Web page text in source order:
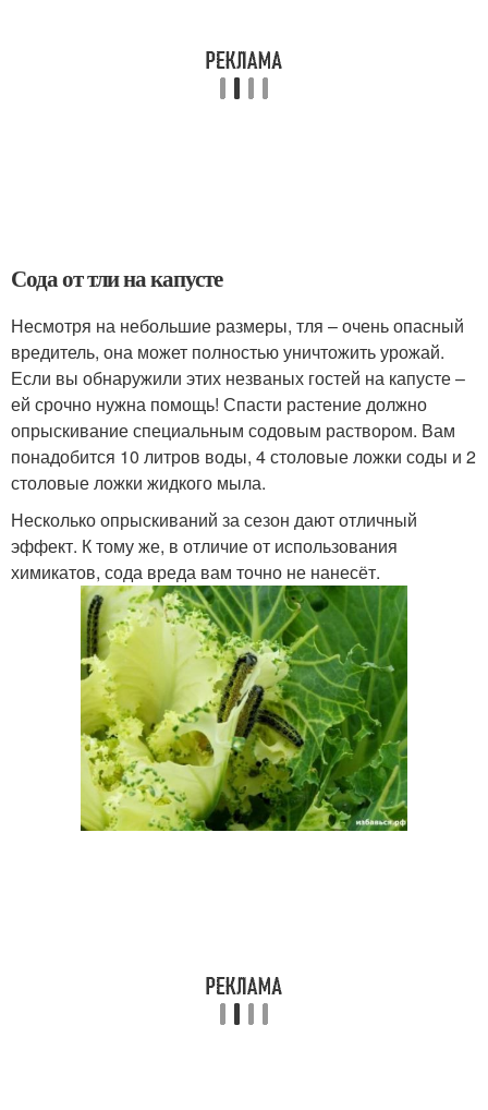
Сода от тли на капусте
Несмотря на небольшие размеры, тля – очень опасный
вредитель, она может полностью уничтожить урожай.
Если вы обнаружили этих незваных гостей на капусте –
ей срочно нужна помощь! Спасти растение должно
опрыскивание специальным содовым раствором. Вам
понадобится 10 литров воды, 4 столовые ложки соды и 2
столовые ложки жидкого мыла.
Несколько опрыскиваний за сезон дают отличный
эффект. К тому же, в отличие от использования
химикатов, сода вреда вам точно не нанесёт.